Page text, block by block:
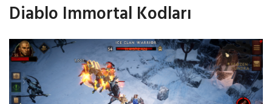
Diablo Immortal Kodları